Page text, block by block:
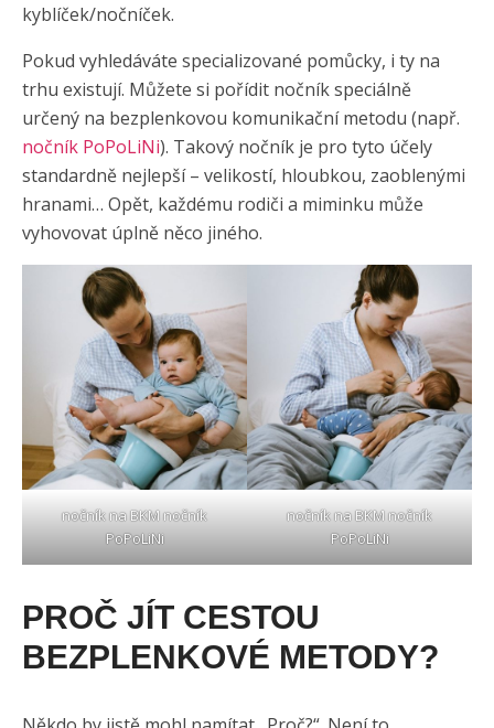
kyblíček/nočníček.
Pokud vyhledáváte specializované pomůcky, i ty na
trhu existují. Můžete si pořídit nočník speciálně
určený na bezplenkovou komunikační metodu (např.
nočník PoPoLiNi). Takový nočník je pro tyto účely
standardně nejlepší – velikostí, hloubkou, zaoblenými
hranami… Opět, každému rodiči a miminku může
vyhovovat úplně něco jiného.
nočník na BKMnočník
PoPoLiNi
nočník na BKMnočník
PoPoLiNi
PROČ JÍT CESTOU
BEZPLENKOVÉ METODY?